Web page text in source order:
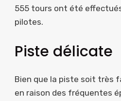
555 tours ont été
pilotes.
Piste délicate
Bien que la piste soit très
en raison des fréquentes